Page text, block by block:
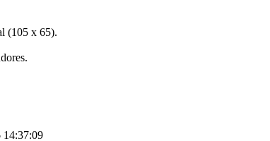
(105 x 65).
14:37:09